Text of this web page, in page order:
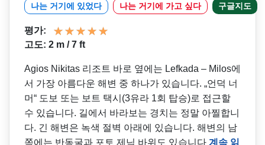
나는 거기에 있었다 나는 거기에 가고 싶다 구글지도
평가:
고도: 2 m / 7 ft
Agios Nikitas 리조트 바로 옆에는 Lefkada – Milos에
서 가장 아름다운 해변 중 하나가 있습니다. „언덕 너
머“ 도보 또는 보트 택시(3유라 1회 탑승)로 접근할
수 있습니다. 길에서 바라보는 경치는 정말 아찔합니
다. 긴 해변은 녹색 절벽 아래에 있습니다. 해변의 남
쪽에는 반동굴과 포토 제닉 바위도 있습니다 계속 읽